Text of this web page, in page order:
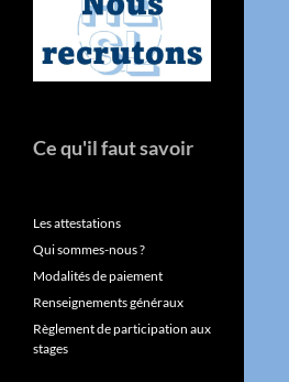
Ce qu'il faut savoir
Les attestations
Qui sommes-nous ?
Modalités de paiement
Renseignements généraux
Règlement de participation aux
stages